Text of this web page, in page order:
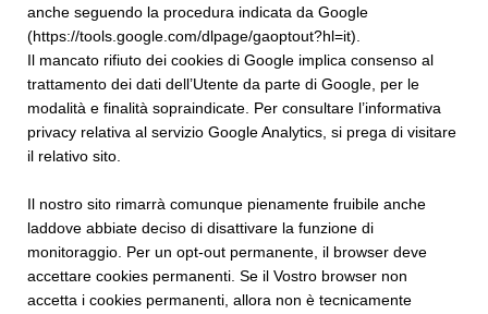
anche seguendo la procedura indicata da Google
(https://tools.google.com/dlpage/gaoptout?hl=it).
Il mancato rifiuto dei cookies di Google implica consenso al
trattamento dei dati dell’Utente da parte di Google, per le
modalità e finalità sopraindicate. Per consultare l’informativa
privacy relativa al servizio Google Analytics, si prega di visitare
il relativo sito.
Il nostro sito rimarrà comunque pienamente fruibile anche
laddove abbiate deciso di disattivare la funzione di
monitoraggio. Per un opt-out permanente, il browser deve
accettare cookies permanenti. Se il Vostro browser non
accetta i cookies permanenti, allora non è tecnicamente